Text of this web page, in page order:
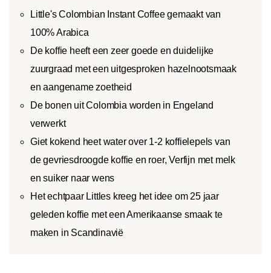
Little's Colombian Instant Coffee gemaakt van
100% Arabica
De koffie heeft een zeer goede en duidelijke
zuurgraad met een uitgesproken hazelnootsmaak
en aangename zoetheid
De bonen uit Colombia worden in Engeland
verwerkt
Giet kokend heet water over 1-2 koffielepels van
de gevriesdroogde koffie en roer, Verfijn met melk
en suiker naar wens
Het echtpaar Littles kreeg het idee om 25 jaar
geleden koffie met een Amerikaanse smaak te
maken in Scandinavië